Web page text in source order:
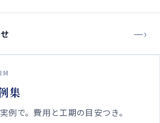
—›
集
例で。費用と工期の目安つき。